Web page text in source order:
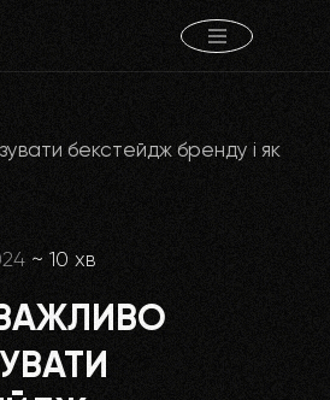
бекстейдж бренду і як
~ 10 хв